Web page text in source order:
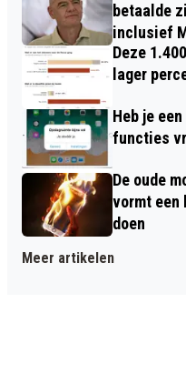
betaalde
inclusief
Deze
lager
Heb je
functies
De oude
vormt een
doen
Meer artikelen